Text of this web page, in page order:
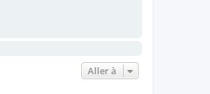
Aller à